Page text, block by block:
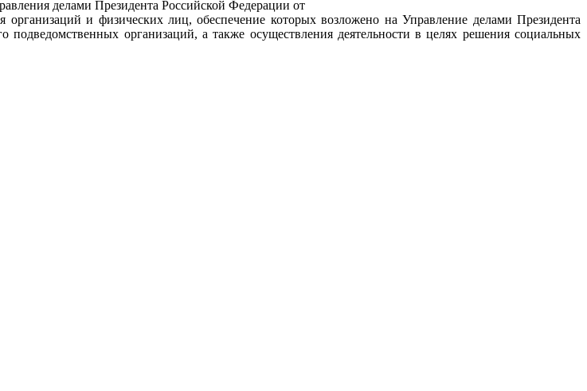
делами Президента Российской Федерации от
и физических лиц, обеспечение которых возложено на Управление делами Президента
организаций, а также осуществления деятельности в целях решения социальных